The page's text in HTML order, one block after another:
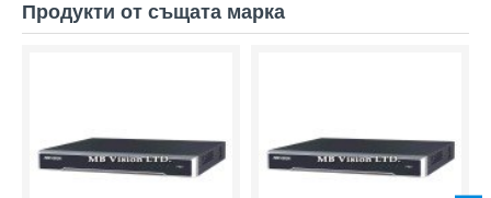
Продукти от същата марка